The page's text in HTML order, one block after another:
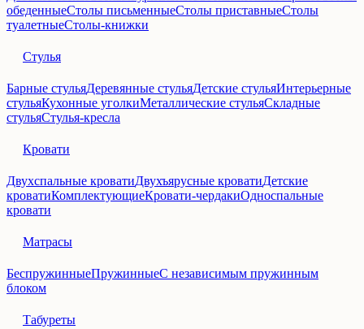
обеденныеСтолы письменныеСтолы приставныеСтолы
туалетныеСтолы-книжки
Стулья
Барные стульяДеревянные стульяДетские стульяИнтерьерные
стульяКухонные уголкиМеталлические стульяСкладные
стульяСтулья-кресла
Кровати
Двухспальные кроватиДвухъярусные кроватиДетские
кроватиКомплектующиеКровати-чердакиОдноспальные
кровати
Матрасы
БеспружинныеПружинныеС независимым пружинным
блоком
Табуреты